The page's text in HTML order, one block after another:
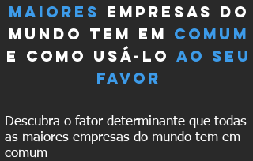
MAIORES EMPRESAS DO
MUNDO tem em comum
e como usá-lo ao seu
favor
Descubra o fator determinante que todas
as maiores empresas do mundo tem em
comum